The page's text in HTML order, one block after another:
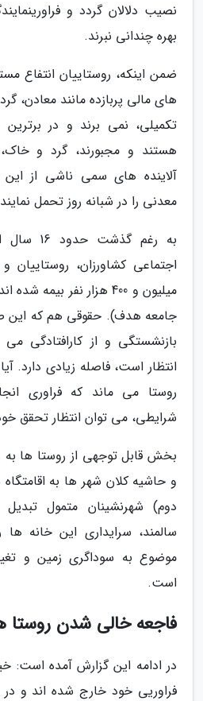
نصیب دلالان گردد و
بهره چندانی نبرند.
ضمن اینکه، روستاییان انتفاع
های مالی پربازده مانند معادن،
تکمیلی، نمی برند و در برترین
هستند و مجبورند، گرد و
آلاینده های سمی ناشی از
معدنی را در شبانه روز تحمل
به رغم
اجتماعی کشاورزان،
جامعه هدف). حقوقی هم که این
بازنشستگی و از کارافتادگی
انتظار است، فاصله زیادی دارد.
روستا می ماند که فراوری
شرایطی، می توان انتظار تحقق
بخش قابل توجهی از روستا ها به
و حاشیه کلان شهر ها به
دوم) شهرنشینان متمول
سالمند، سرایداری این خانه
موضوع به سوداگری زمین و
است.
فاجعه خالی شدن روستا
در ادامه این گزارش آمده است:
فراوریی خود خارج شده اند و در